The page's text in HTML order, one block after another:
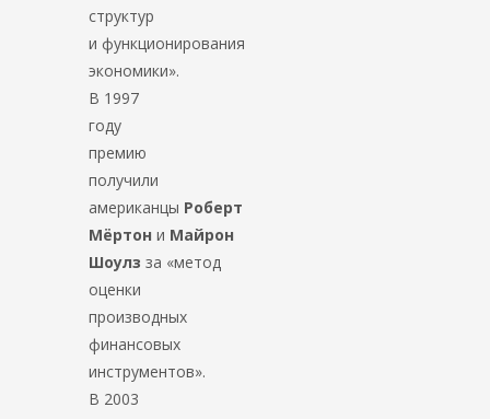
структур
и функционирования
экономики».
В 1997
году
премию
получили
американцы Роберт
Мёртон и Майрон
Шоулз за «метод
оценки
производных
финансовых
инструментов».
В 2003